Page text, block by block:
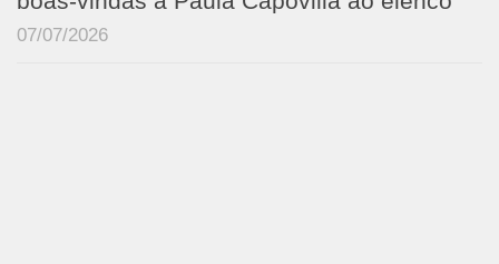
07/07/2026